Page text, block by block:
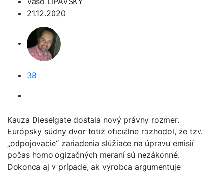
21.12.2020
38
Kauza Dieselgate dostala nový právny rozmer.
Európsky súdny dvor totiž oficiálne rozhodol, že tzv.
„odpojovacie“ zariadenia slúžiace na úpravu emisií
počas homologizačných meraní sú nezákonné.
Dokonca aj v prípade, ak výrobca argumentuje